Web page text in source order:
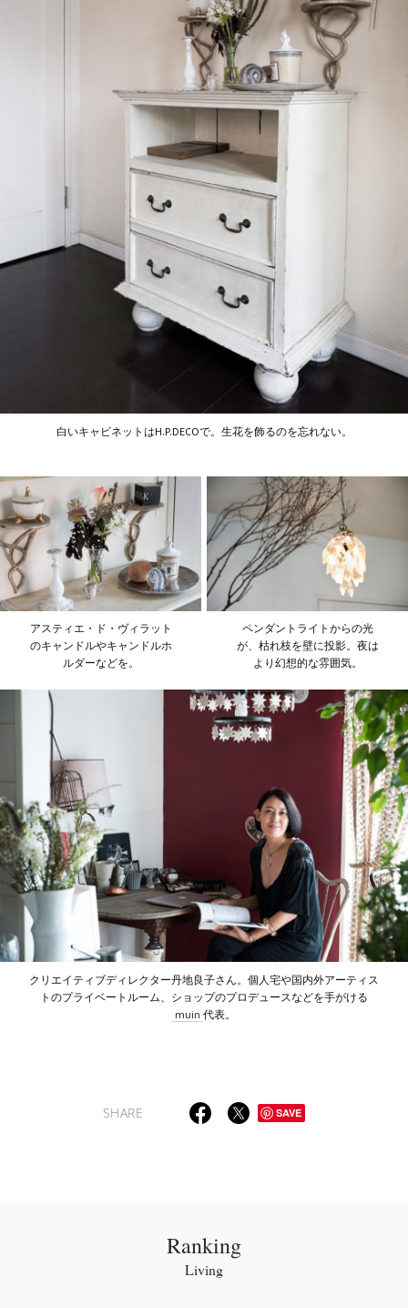
白いキャビネットはH.P.DECOで。生花を飾るのを忘れない。
アスティエ・ド・ヴィラット
のキャンドルやキャンドルホ
ルダーなどを。
ペンダントライトからの光
が、枯れ枝を壁に投影。夜は
より幻想的な雰囲気。
クリエイティブディレクター丹地良子さん。個人宅や国内外アーティス
トのプライベートルーム、ショップのプロデュースなどを手がける
muin 代表。
SHARE SAVE
Ranking
Living